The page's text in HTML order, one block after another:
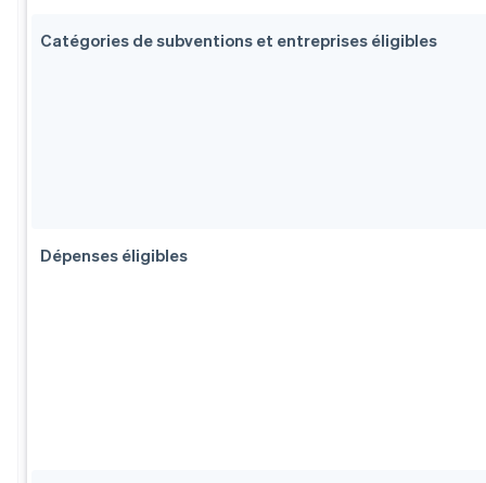
Catégories de subventions et entreprises éligibles
Dépenses éligibles